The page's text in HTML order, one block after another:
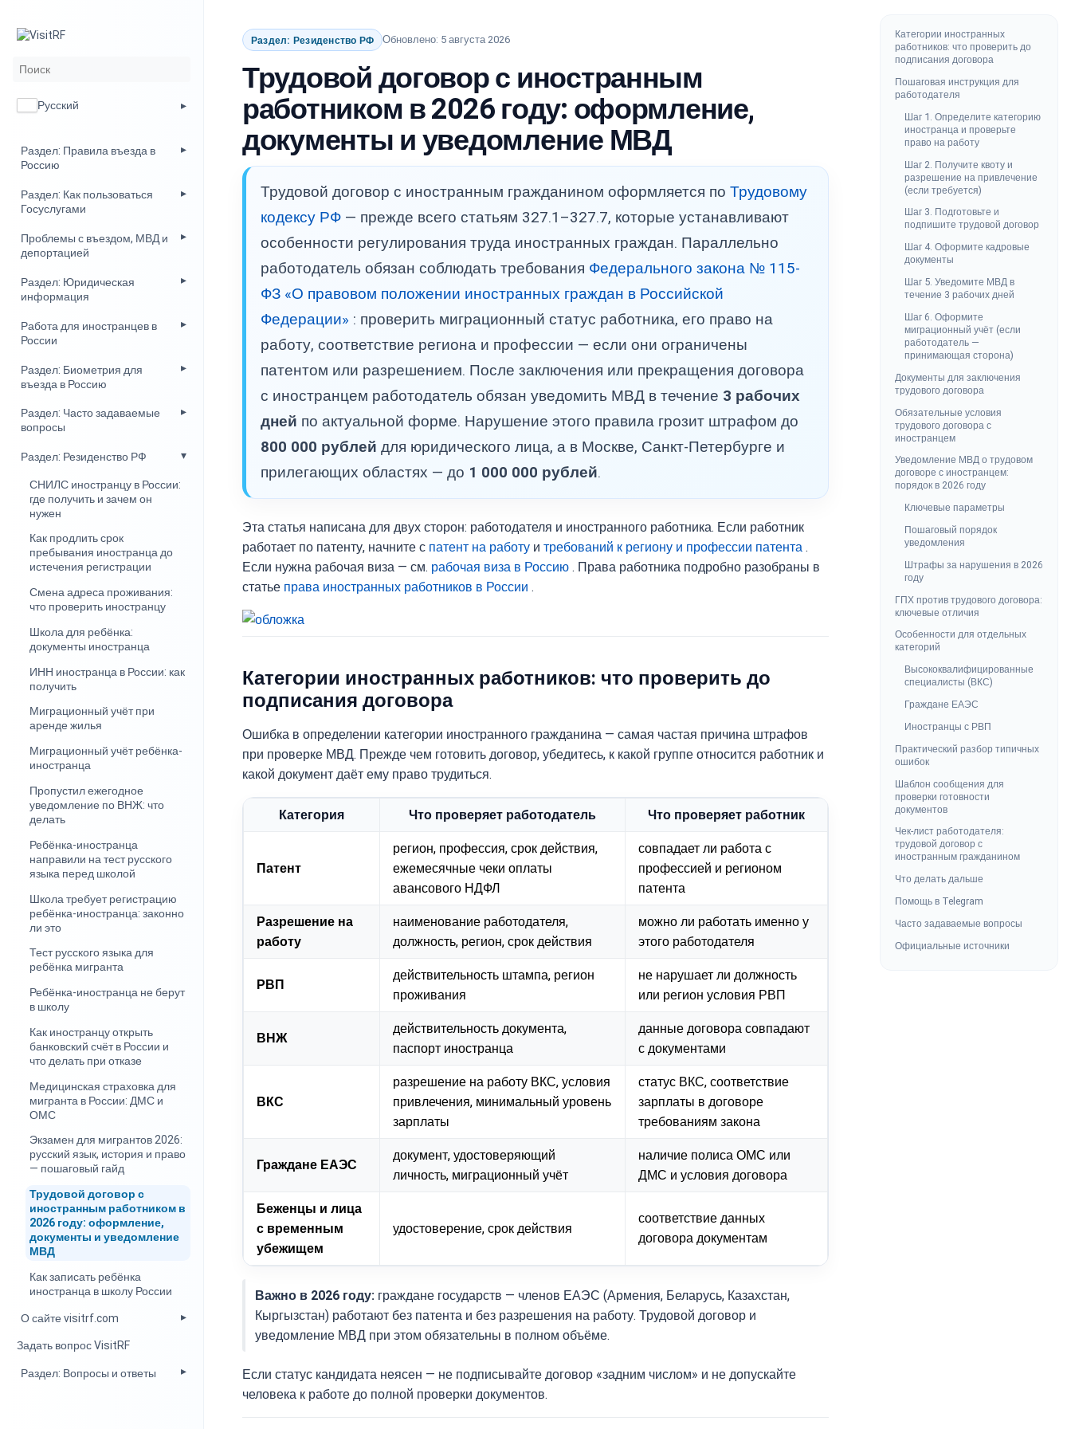
Русский
Раздел: Правила въезда в
Россию
Раздел: Как пользоваться
Госуслугами
Проблемы с въездом, МВД и
депортацией
Раздел: Юридическая
информация
Работа для иностранцев в
России
Раздел: Биометрия для
въезда в Россию
Раздел: Часто задаваемые
вопросы
Раздел: Резиденство РФ
СНИЛС иностранцу в России:
где получить и зачем он
нужен
Как продлить срок
пребывания иностранца до
истечения регистрации
Смена адреса проживания:
что проверить иностранцу
Школа для ребёнка:
документы иностранца
ИНН иностранца в России: как
получить
Миграционный учёт при
аренде жилья
Миграционный учёт ребёнка-
иностранца
Пропустил ежегодное
уведомление по ВНЖ: что
делать
Ребёнка-иностранца
направили на тест русского
языка перед школой
Школа требует регистрацию
ребёнка-иностранца: законно
ли это
Тест русского языка для
ребёнка мигранта
Ребёнка-иностранца не берут
в школу
Как иностранцу открыть
банковский счёт в России и
что делать при отказе
Медицинская страховка для
мигранта в России: ДМС и
ОМС
Экзамен для мигрантов 2026:
русский язык, история и право
— пошаговый гайд
Трудовой договор с
иностранным работником в
2026 году: оформление,
документы и уведомление
МВД
Как записать ребёнка
иностранца в школу России
О сайте visitrf.com
Задать вопрос VisitRF
Раздел: Вопросы и ответы
Раздел: Резиденство РФ Обновлено: 5 августа 2026
Трудовой договор с иностранным
работником в 2026 году: оформление,
документы и уведомление МВД
Трудовой договор с иностранным гражданином оформляется поТрудовому
кодексу РФ — прежде всего статьям 327.1–327.7, которые устанавливают
особенности регулирования труда иностранных граждан. Параллельно
работодатель обязан соблюдать требования Федерального закона № 115-
ФЗ «О правовом положении иностранных граждан в Российской
Федерации» : проверить миграционный статус работника, его право на
работу, соответствие региона и профессии — если они ограничены
патентом или разрешением. После заключения или прекращения договора
с иностранцем работодатель обязан уведомить МВД в течение 3 рабочих
дней по актуальной форме. Нарушение этого правила грозит штрафом до
800 000 рублей для юридического лица, а в Москве, Санкт-Петербурге и
прилегающих областях — до 1 000 000 рублей.
Эта статья написана для двух сторон: работодателя и иностранного работника. Если работник
работает по патенту, начните с патент на работу и требований к региону и профессии патента .
Если нужна рабочая виза — см. рабочая виза в Россию . Права работника подробно разобраны в
статье права иностранных работников в России .
Категории иностранных работников: что проверить до
подписания договора
Ошибка в определении категории иностранного гражданина — самая частая причина штрафов
при проверке МВД. Прежде чем готовить договор, убедитесь, к какой группе относится работник и
какой документ даёт ему право трудиться.
Категория Что проверяет работодатель Что проверяет работник
Патент
регион, профессия, срок действия,
ежемесячные чеки оплаты
авансового НДФЛ
совпадает ли работа с
профессией и регионом
патента
Разрешение на
работу
наименование работодателя,
должность, регион, срок действия
можно ли работать именно у
этого работодателя
РВП
действительность штампа, регион
проживания
не нарушает ли должность
или регион условия РВП
ВНЖ
действительность документа,
паспорт иностранца
данные договора совпадают
с документами
ВКС
разрешение на работу ВКС, условия
привлечения, минимальный уровень
зарплаты
статус ВКС, соответствие
зарплаты в договоре
требованиям закона
Граждане ЕАЭС
документ, удостоверяющий
личность, миграционный учёт
наличие полиса ОМС или
ДМС и условия договора
Беженцы и лица
с временным
убежищем
удостоверение, срок действия
соответствие данных
договора документам
Важно в 2026 году: граждане государств — членов ЕАЭС (Армения, Беларусь, Казахстан,
Кыргызстан) работают без патента и без разрешения на работу. Трудовой договор и
уведомление МВД при этом обязательны в полном объёме.
Если статус кандидата неясен — не подписывайте договор «задним числом» и не допускайте
человека к работе до полной проверки документов.
Категории иностранных
работников: что проверить до
подписания договора
Пошаговая инструкция для
работодателя
Шаг 1. Определите категорию
иностранца и проверьте
право на работу
Шаг 2. Получите квоту и
разрешение на привлечение
(если требуется)
Шаг 3. Подготовьте и
подпишите трудовой договор
Шаг 4. Оформите кадровые
документы
Шаг 5. Уведомите МВД в
течение 3 рабочих дней
Шаг 6. Оформите
миграционный учёт (если
работодатель —
принимающая сторона)
Документы для заключения
трудового договора
Обязательные условия
трудового договора с
иностранцем
Уведомление МВД о трудовом
договоре с иностранцем:
порядок в 2026 году
Ключевые параметры
Пошаговый порядок
уведомления
Штрафы за нарушения в 2026
году
ГПХ против трудового договора:
ключевые отличия
Особенности для отдельных
категорий
Высококвалифицированные
специалисты (ВКС)
Граждане ЕАЭС
Иностранцы с РВП
Практический разбор типичных
ошибок
Шаблон сообщения для
проверки готовности
документов
Чек-лист работодателя:
трудовой договор с
иностранным гражданином
Что делать дальше
Помощь в Telegram
Часто задаваемые вопросы
Официальные источники